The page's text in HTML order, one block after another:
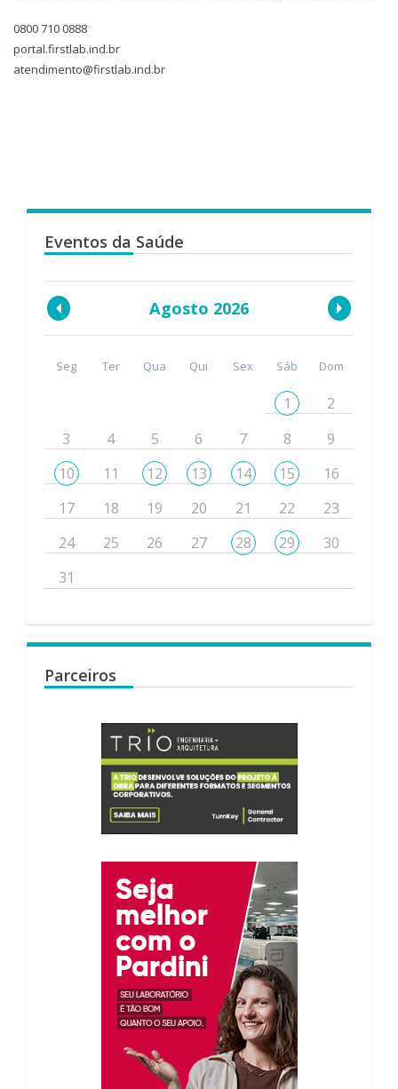
0800 710 0888
portal.firstlab.ind.br
atendimento@firstlab.ind.br
Eventos da Saúde
Agosto 2026
Seg Ter Qua Qui Sex Sáb Dom
1
2
3
4 5 6 7 8
9
10
11 12 13 14 15
16
17
18 19 20 21 22
23
24
25 26 27 28 29
30
31
Parceiros